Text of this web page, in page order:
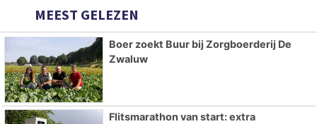
MEEST GELEZEN
Boer zoekt Buur bij Zorgboerderij De
Zwaluw
Flitsmarathon van start: extra